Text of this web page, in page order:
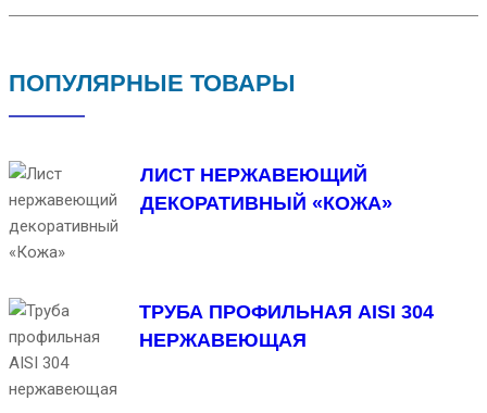
ПОПУЛЯРНЫЕ ТОВАРЫ
ЛИСТ НЕРЖАВЕЮЩИЙ
ДЕКОРАТИВНЫЙ «КОЖА»
ТРУБА ПРОФИЛЬНАЯ AISI 304
НЕРЖАВЕЮЩАЯ